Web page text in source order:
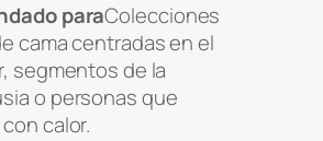
paraColecciones
cama centradas en el
segmentos de la
o personas que
calor.